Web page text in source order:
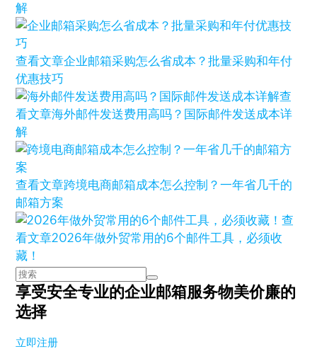
解
查看文章企业邮箱采购怎么省成本？批量采购和年付
优惠技巧
查
看文章海外邮件发送费用高吗？国际邮件发送成本详
解
查看文章跨境电商邮箱成本怎么控制？一年省几千的
邮箱方案
查
看文章2026年做外贸常用的6个邮件工具，必须收
藏！
享受安全专业的企业邮箱服务物美价廉的
选择
立即注册